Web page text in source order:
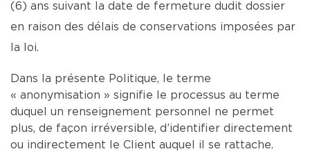
(6) ans suivant la date de fermeture dudit dossier
en raison des délais de conservations imposées par
la loi.
Dans la présente Politique, le terme
« anonymisation » signifie le processus au terme
duquel un renseignement personnel ne permet
plus, de façon irréversible, d’identifier directement
ou indirectement le Client auquel il se rattache.